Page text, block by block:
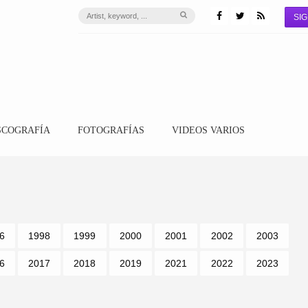
FOTOGRAFÍAS VIDEOS VARIOS
1998 1999 2000 2001 2002 2003
2017 2018 2019 2021 2022 2023